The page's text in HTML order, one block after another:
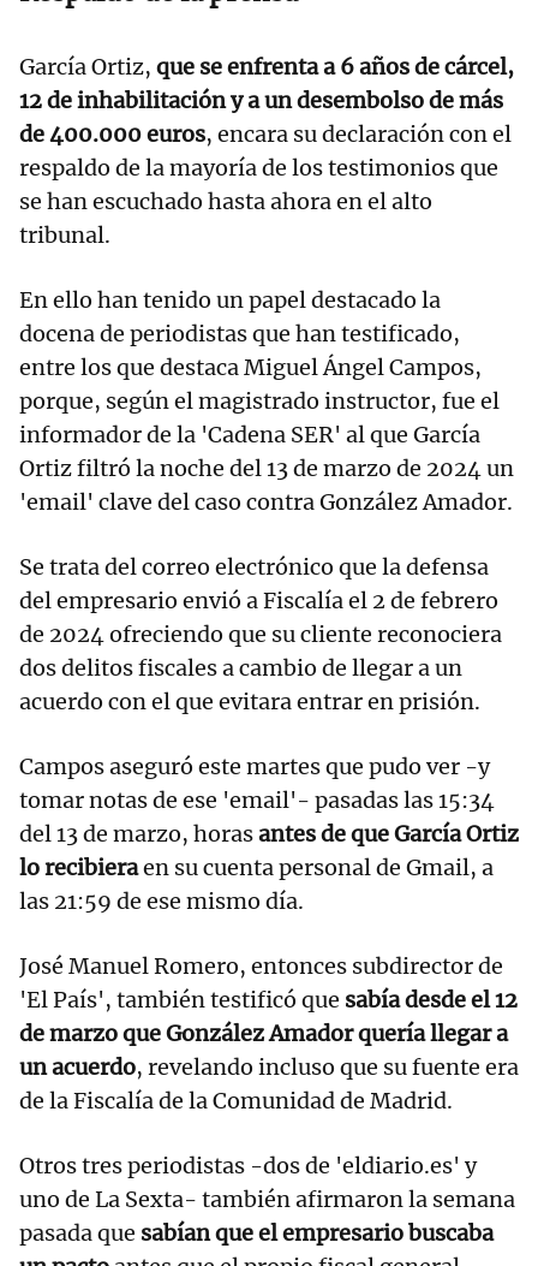
García Ortiz, que se enfrenta a 6 años de cárcel,
12 de inhabilitación y a un desembolso de más
de 400.000 euros, encara su declaración con el
respaldo de la mayoría de los testimonios que
se han escuchado hasta ahora en el alto
tribunal.
En ello han tenido un papel destacado la
docena de periodistas que han testificado,
entre los que destaca Miguel Ángel Campos,
porque, según el magistrado instructor, fue el
informador de la 'Cadena SER' al que García
Ortiz filtró la noche del 13 de marzo de 2024 un
'email' clave del caso contra González Amador.
Se trata del correo electrónico que la defensa
del empresario envió a Fiscalía el 2 de febrero
de 2024 ofreciendo que su cliente reconociera
dos delitos fiscales a cambio de llegar a un
acuerdo con el que evitara entrar en prisión.
Campos aseguró este martes que pudo ver -y
tomar notas de ese 'email'- pasadas las 15:34
del 13 de marzo, horasantes de que García Ortiz
lo recibieraen su cuenta personal de Gmail, a
las 21:59 de ese mismo día.
José Manuel Romero, entonces subdirector de
'El País', también testificó que sabía desde el 12
de marzo que González Amador quería llegar a
un acuerdo, revelando incluso que su fuente era
de la Fiscalía de la Comunidad de Madrid.
Otros tres periodistas -dos de 'eldiario.es' y
uno de La Sexta- también afirmaron la semana
pasada que sabían que el empresario buscaba